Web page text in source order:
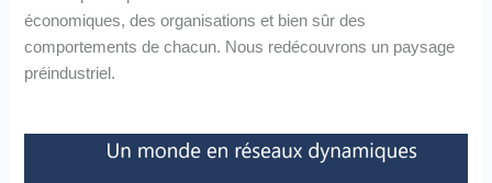
économiques, des organisations et bien sûr des
comportements de chacun. Nous redécouvrons un paysage
préindustriel.